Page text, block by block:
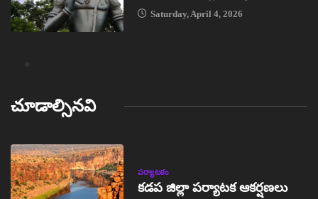
Saturday, April 4, 2026
చూడాల్సినవి
పర్యాటకం
కడప జిల్లా పర్యాటక ఆకర్షణలు